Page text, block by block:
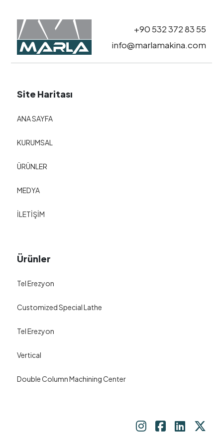
+90 532 372 83 55
info@marlamakina.com
Site Haritası
ANA SAYFA
KURUMSAL
ÜRÜNLER
MEDYA
İLETİŞİM
Ürünler
Tel Erezyon
Customized Special Lathe
Tel Erezyon
Vertical
Double Column Machining Center